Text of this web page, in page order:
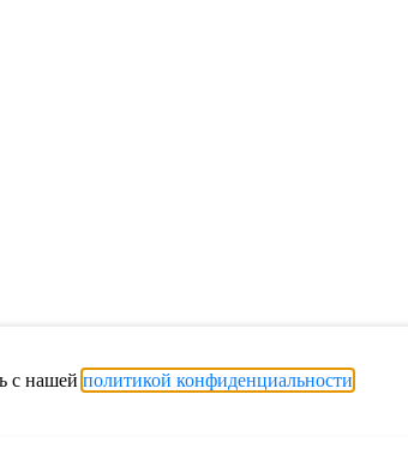
с нашейполитикой конфиденциальности